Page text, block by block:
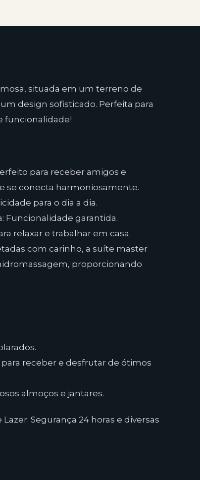
situada em um terreno de
design sofisticado. Perfeita para
funcionalidade!
para receber amigos e
se conecta harmoniosamente.
para o dia a dia.
Funcionalidade garantida.
relaxar e trabalhar em casa.
com carinho, a suíte master
proporcionando
receber e desfrutar de ótimos
almoços e jantares.
Segurança 24 horas e diversas